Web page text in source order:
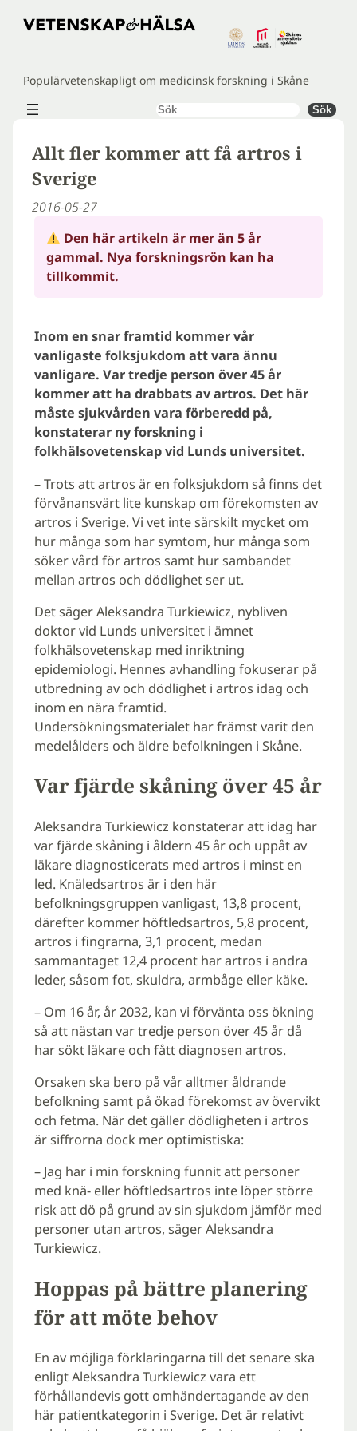
Hoppa
Populärvetenskapligt om medicinsk forskning i Skåne
Sök Sök
Allt fler kommer att få artros i
Sverige
2016-05-27
Den här artikeln är mer än 5 år
gammal. Nya forskningsrön kan ha
tillkommit.
Inom en snar framtid kommer vår
vanligaste folksjukdom att vara ännu
vanligare. Var tredje person över 45 år
kommer att ha drabbats av artros. Det här
måste sjukvården vara förberedd på,
konstaterar ny forskning i
folkhälsovetenskap vid Lunds universitet.
– Trots att artros är en folksjukdom så finns det
förvånansvärt lite kunskap om förekomsten av
artros i Sverige. Vi vet inte särskilt mycket om
hur många som har symtom, hur många som
söker vård för artros samt hur sambandet
mellan artros och dödlighet ser ut.
Det säger Aleksandra Turkiewicz, nybliven
doktor vid Lunds universitet i ämnet
folkhälsovetenskap med inriktning
epidemiologi. Hennes avhandling fokuserar på
utbredning av och dödlighet i artros idag och
inom en nära framtid.
Undersökningsmaterialet har främst varit den
medelålders och äldre befolkningen i Skåne.
Var fjärde skåning över 45 år
Aleksandra Turkiewicz konstaterar att idag har
var fjärde skåning i åldern 45 år och uppåt av
läkare diagnosticerats med artros i minst en
led. Knäledsartros är i den här
befolkningsgruppen vanligast, 13,8 procent,
därefter kommer höftledsartros, 5,8 procent,
artros i fingrarna, 3,1 procent, medan
sammantaget 12,4 procent har artros i andra
leder, såsom fot, skuldra, armbåge eller käke.
– Om 16 år, år 2032, kan vi förvänta oss ökning
så att nästan var tredje person över 45 år då
har sökt läkare och fått diagnosen artros.
Orsaken ska bero på vår alltmer åldrande
befolkning samt på ökad förekomst av övervikt
och fetma. När det gäller dödligheten i artros
är siffrorna dock mer optimistiska:
– Jag har i min forskning funnit att personer
med knä- eller höftledsartros inte löper större
risk att dö på grund av sin sjukdom jämför med
personer utan artros, säger Aleksandra
Turkiewicz.
Hoppas på bättre planering
för att möte behov
En av möjliga förklaringarna till det senare ska
enligt Aleksandra Turkiewicz vara ett
förhållandevis gott omhändertagande av den
här patientkategorin i Sverige. Det är relativt